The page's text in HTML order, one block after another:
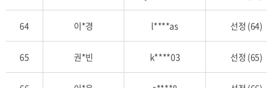
64 이*경 l****as 선정 (64)
65 권*빈 k****03 선정 (65)